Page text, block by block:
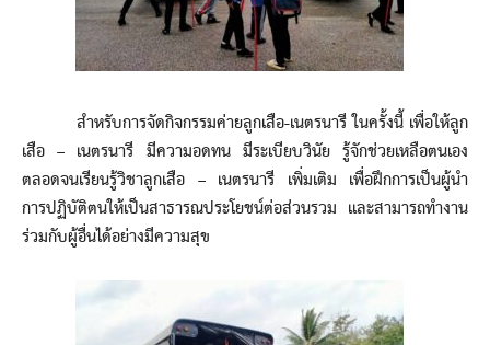
สำหรับการจัดกิจกรรมค่ายลูกเสือ-เนตรนารี ในครั้งนี้ เพื่อให้ลูก
เสือ – เนตรนารี มีความอดทน มีระเบียบวินัย รู้จักช่วยเหลือตนเอง
ตลอดจนเรียนรู้วิชาลูกเสือ – เนตรนารี เพิ่มเติม เพื่อฝึกการเป็นผู้นำ
การปฏิบัติตนให้เป็นสาธารณประโยชน์ต่อส่วนรวม และสามารถทำงาน
ร่วมกับผู้อื่นได้อย่างมีความสุข